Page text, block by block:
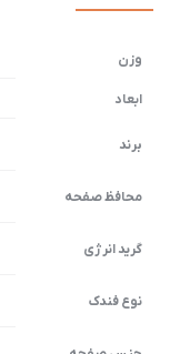
وزن
ابعاد
برند
محافظ صفحه
گرید انرژی
نوع فندک